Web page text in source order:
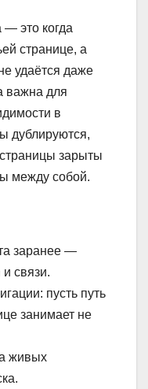
— это когда
странице, а
удаётся даже
важна для
в
дублируются,
зарыты
между собой.
заранее —
и связи.
пусть путь
занимает не
живых